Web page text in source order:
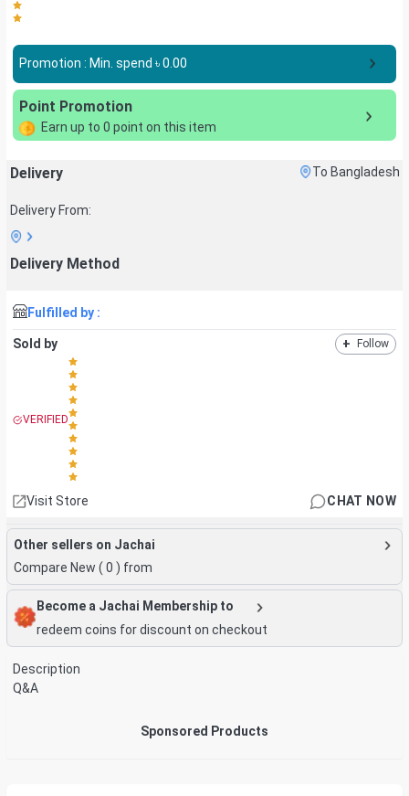
Promotion : Min. spend ৳0.00
Point Promotion
Earn up to 0 point on this item
Delivery To Bangladesh
Delivery From:
Delivery Method
Fulfilled by :
Sold by + Follow
VERIFIED
Visit Store CHAT NOW
Other sellers on Jachai
Compare New ( 0 ) from
Become a Jachai Membership to
redeem coins for discount on checkout
Description
Q&A
Sponsored Products